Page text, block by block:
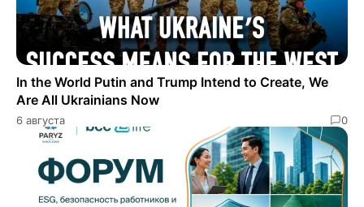
In the World Putin and Trump Intend to Create, We
Are All Ukrainians Now
6 августа 0